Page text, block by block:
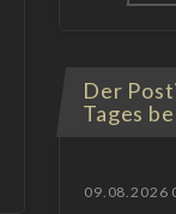
Der
Tages
09.08.2026